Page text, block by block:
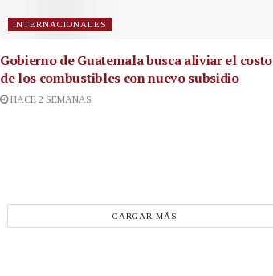
INTERNACIONALES
Gobierno de Guatemala busca aliviar el costo
de los combustibles con nuevo subsidio
HACE 2 SEMANAS
CARGAR MÁS